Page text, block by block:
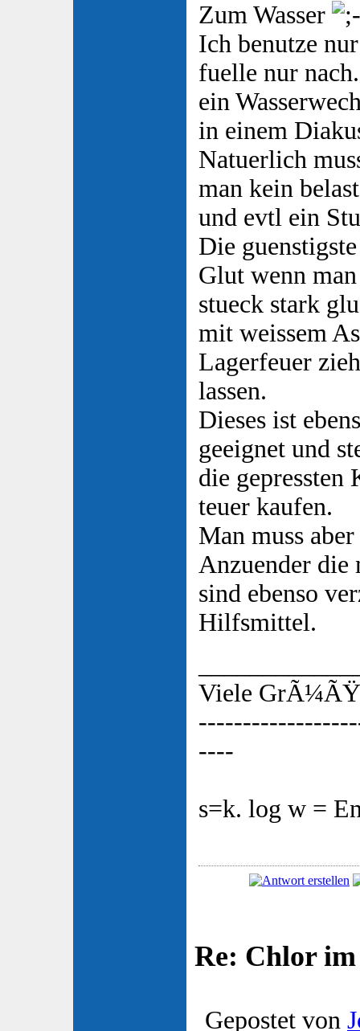
Zum Wasser
Ich benutze
fuelle nur
ein
in einem
Natuerlich
man kein
und evtl ein
Die
Glut wenn
stueck stark
mit weissem
Lagerfeuer
lassen.
Dieses ist
geeignet und
die
teuer kaufen.
Man muss
Anzuender die
sind ebenso
Hilfsmittel.
Viele
----
s=k. log w =
Re: Chlor
Gepostet von